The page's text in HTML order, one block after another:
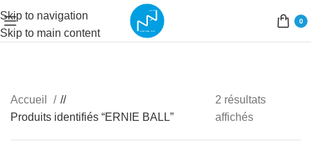
Skip to navigation
Skip to main content
0
Accueil
/
Produits identifiés “ERNIE BALL”
2 résultats
affichés